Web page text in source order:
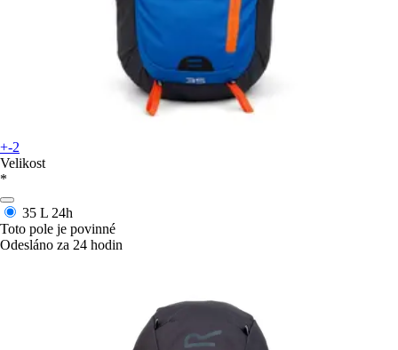
+-2
Velikost
*
35 L 24h
Toto pole je povinné
Odesláno za 24 hodin